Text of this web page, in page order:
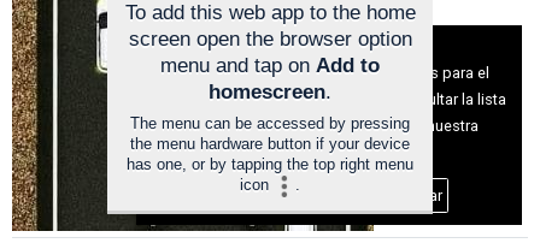
Aviso sobre el Uso de cookies:
Utilizamos cookies nuestras y de terceros para el
funcionamiento del digital. Puedes consultar la lista
de cookies y como desconectarlas.Ver nuestra
Política de Privacidad y Cookies
Aceptar Cookies Personalizar
To add this web app to the home
screen open the browser option
menu and tap on Add to
homescreen.
The menu can be accessed by pressing
the menu hardware button if your device
has one, or by tapping the top right menu
icon
.